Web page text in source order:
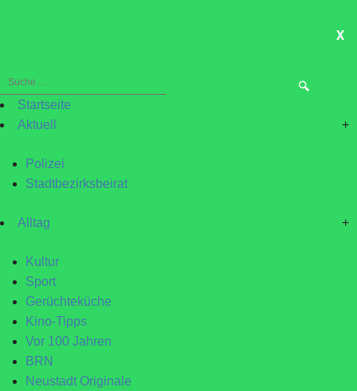
X
Suche
nach:Startseite
Aktuell
+
Polizei
Stadtbezirksbeirat
Alltag +
Kultur
Sport
Gerüchteküche
Kino-Tipps
Vor 100 Jahren
BRN
Neustadt Originale